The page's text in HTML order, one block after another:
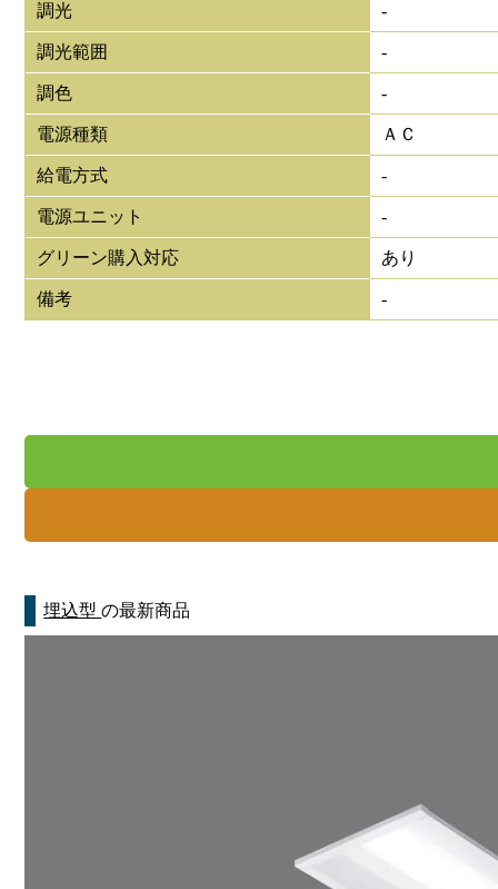
調光 -
調光範囲 -
調色 -
電源種類 ＡＣ
給電方式 -
電源ユニット -
グリーン購入対応 あり
備考 -
埋込型の最新商品